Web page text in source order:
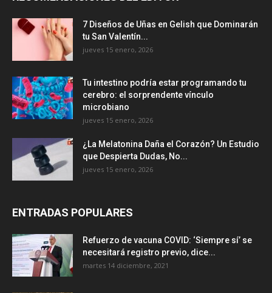
7 Diseños de Uñas en Gelish que Dominarán
tu San Valentín...
jueves 15 enero, 2026
Tu intestino podría estar programando tu
cerebro: el sorprendente vínculo
microbiano
jueves 15 enero, 2026
¿La Melatonina Daña el Corazón? Un Estudio
que Despierta Dudas, No...
jueves 15 enero, 2026
ENTRADAS POPULARES
Refuerzo de vacuna COVID: ‘Siempre sí’ se
necesitará registro previo, dice...
martes 14 diciembre, 2021